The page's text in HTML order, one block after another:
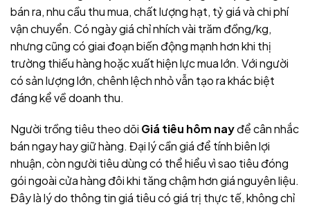
bán ra, nhu cầu thu mua, chất lượng hạt, tỷ giá và chi phí
vận chuyển. Có ngày giá chỉ nhích vài trăm đồng/kg,
nhưng cũng có giai đoạn biến động mạnh hơn khi thị
trường thiếu hàng hoặc xuất hiện lực mua lớn. Với người
có sản lượng lớn, chênh lệch nhỏ vẫn tạo ra khác biệt
đáng kể về doanh thu.
Người trồng tiêu theo dõi Giá tiêu hôm nayđể cân nhắc
bán ngay hay giữ hàng. Đại lý cần giá để tính biên lợi
nhuận, còn người tiêu dùng có thể hiểu vì sao tiêu đóng
gói ngoài cửa hàng đôi khi tăng chậm hơn giá nguyên liệu.
Đây là lý do thông tin giá tiêu có giá trị thực tế, không chỉ